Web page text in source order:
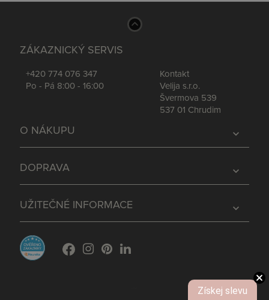
ZÁKAZNICKÝ SERVIS
+420 774 076 347
Po - Pá 8:00 - 16:00
Kontakt
Velija s.r.o.
Švermova 539
537 01 Chrudim
expand_more
O NÁKUPU
expand_more
DOPRAVA
expand_more
UŽITEČNÉ INFORMACE
Získej slevu